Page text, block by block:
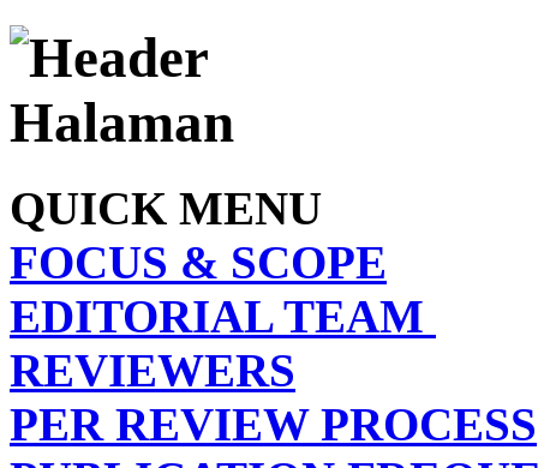
QUICK MENU
FOCUS & SCOPE
EDITORIAL TEAM
REVIEWERS
PER REVIEW PROCESS